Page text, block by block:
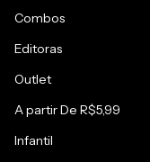
Combos
Editoras
Outlet
A partir De R$5,99
Infantil